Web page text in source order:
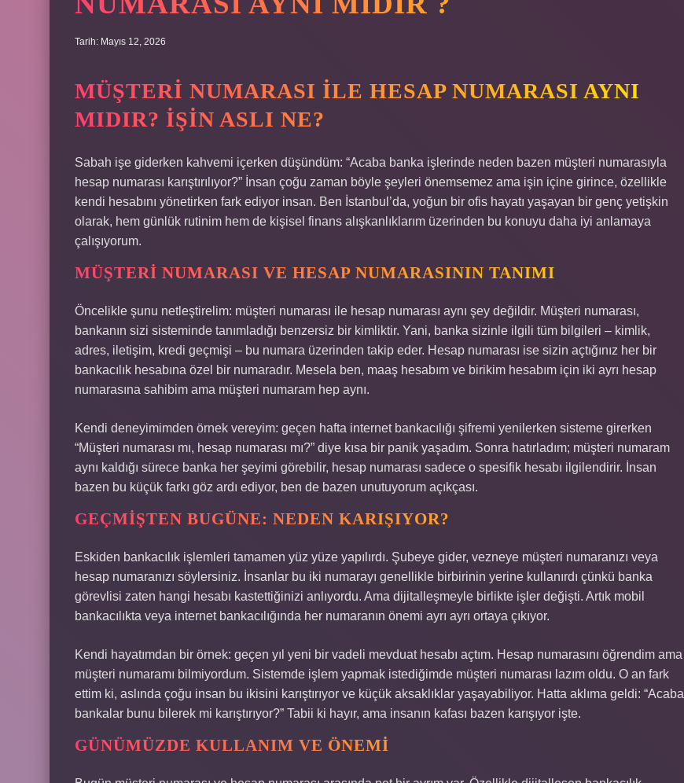
Tarih: Mayıs 12, 2026
MÜŞTERI NUMARASI ILE HESAP NUMARASI AYNI
MIDIR? İŞIN ASLI NE?
Sabah işe giderken kahvemi içerken düşündüm: “Acaba banka işlerinde neden bazen müşteri numarasıyla
hesap numarası karıştırılıyor?” İnsan çoğu zaman böyle şeyleri önemsemez ama işin içine girince, özellikle
kendi hesabını yönetirken fark ediyor insan. Ben İstanbul’da, yoğun bir ofis hayatı yaşayan bir genç yetişkin
olarak, hem günlük rutinim hem de kişisel finans alışkanlıklarım üzerinden bu konuyu daha iyi anlamaya
çalışıyorum.
MÜŞTERI NUMARASI VE HESAP NUMARASININ TANIMI
Öncelikle şunu netleştirelim: müşteri numarası ile hesap numarası aynı şey değildir. Müşteri numarası,
bankanın sizi sisteminde tanımladığı benzersiz bir kimliktir. Yani, banka sizinle ilgili tüm bilgileri – kimlik,
adres, iletişim, kredi geçmişi – bu numara üzerinden takip eder. Hesap numarası ise sizin açtığınız her bir
bankacılık hesabına özel bir numaradır. Mesela ben, maaş hesabım ve birikim hesabım için iki ayrı hesap
numarasına sahibim ama müşteri numaram hep aynı.
Kendi deneyimimden örnek vereyim: geçen hafta internet bankacılığı şifremi yenilerken sisteme girerken
“Müşteri numarası mı, hesap numarası mı?” diye kısa bir panik yaşadım. Sonra hatırladım; müşteri numaram
aynı kaldığı sürece banka her şeyimi görebilir, hesap numarası sadece o spesifik hesabı ilgilendirir. İnsan
bazen bu küçük farkı göz ardı ediyor, ben de bazen unutuyorum açıkçası.
GEÇMIŞTEN BUGÜNE: NEDEN KARIŞIYOR?
Eskiden bankacılık işlemleri tamamen yüz yüze yapılırdı. Şubeye gider, vezneye müşteri numaranızı veya
hesap numaranızı söylersiniz. İnsanlar bu iki numarayı genellikle birbirinin yerine kullanırdı çünkü banka
görevlisi zaten hangi hesabı kastettiğinizi anlıyordu. Ama dijitalleşmeyle birlikte işler değişti. Artık mobil
bankacılıkta veya internet bankacılığında her numaranın önemi ayrı ayrı ortaya çıkıyor.
Kendi hayatımdan bir örnek: geçen yıl yeni bir vadeli mevduat hesabı açtım. Hesap numarasını öğrendim ama
müşteri numaramı bilmiyordum. Sistemde işlem yapmak istediğimde müşteri numarası lazım oldu. O an fark
ettim ki, aslında çoğu insan bu ikisini karıştırıyor ve küçük aksaklıklar yaşayabiliyor. Hatta aklıma geldi: “Acaba
bankalar bunu bilerek mi karıştırıyor?” Tabii ki hayır, ama insanın kafası bazen karışıyor işte.
GÜNÜMÜZDE KULLANIM VE ÖNEMI